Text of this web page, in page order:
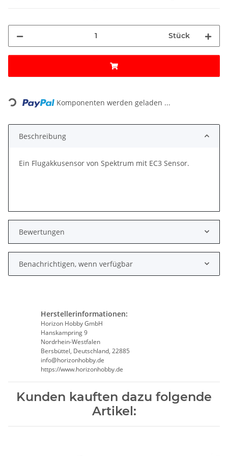
Stück
Loading... Komponenten werden geladen ...
Beschreibung
Ein Flugakkusensor von Spektrum mit EC3 Sensor.
Bewertungen
Benachrichtigen, wenn verfügbar
Herstellerinformationen:
Horizon Hobby GmbH
Hanskampring 9
Nordrhein-Westfalen
Bersbüttel, Deutschland, 22885
info@horizonhobby.de
https://www.horizonhobby.de
Kunden kauften dazu folgende
Artikel: